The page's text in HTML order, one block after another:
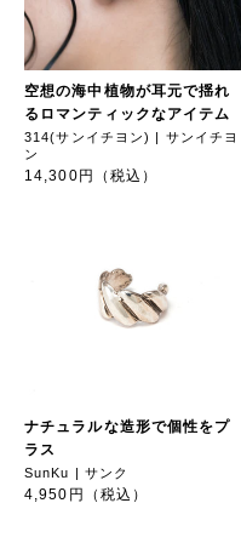
空想の海中植物が耳元で揺れ
るロマンティックなアイテム
314(サンイチヨン) | サンイチヨ
ン
14,300円（税込）
ナチュラルな造形で個性をプ
ラス
SunKu | サンク
4,950円（税込）